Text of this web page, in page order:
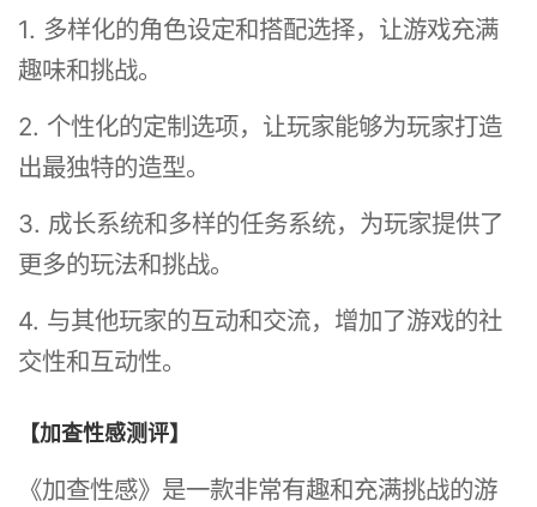
1. 多样化的角色设定和搭配选择，让游戏充满
趣味和挑战。
2. 个性化的定制选项，让玩家能够为玩家打造
出最独特的造型。
3. 成长系统和多样的任务系统，为玩家提供了
更多的玩法和挑战。
4. 与其他玩家的互动和交流，增加了游戏的社
交性和互动性。
【加查性感测评】
《加查性感》是一款非常有趣和充满挑战的游